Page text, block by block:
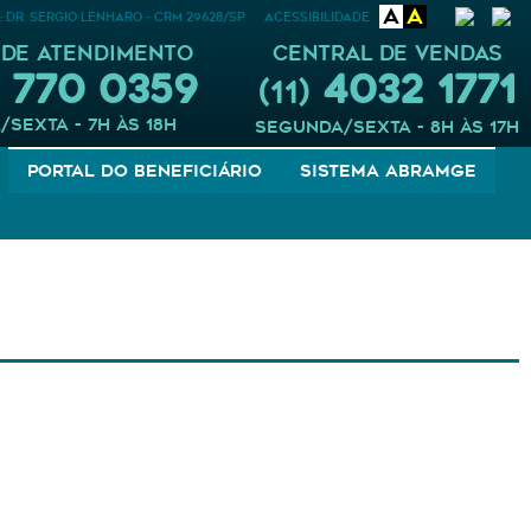
DR. SERGIO LENHARO - CRM 29628/SP Acessibilidade A A
ATENDIMENTO
0359
- 7h às 18h
CENTRAL DE VENDAS
(11) 4032 1771
segunda/sexta - 8h às 17h
Portal do Beneficiário Sistema Abramge